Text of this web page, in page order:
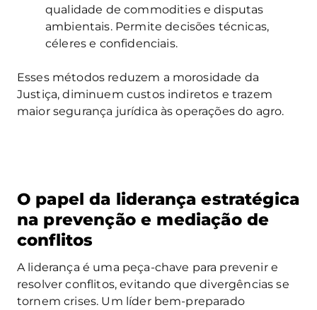
qualidade de commodities e disputas
ambientais. Permite decisões técnicas,
céleres e confidenciais.
Esses métodos reduzem a morosidade da
Justiça, diminuem custos indiretos e trazem
maior segurança jurídica às operações do agro.
O papel da liderança estratégica
na prevenção e mediação de
conflitos
A liderança é uma peça-chave para prevenir e
resolver conflitos, evitando que divergências se
tornem crises. Um líder bem-preparado